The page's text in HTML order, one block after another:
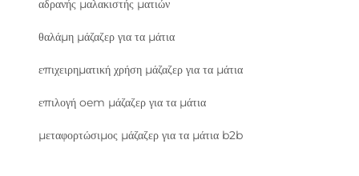
αδρανής μαλακιστής ματιών
θαλάμη μάζαζερ για τα μάτια
επιχειρηματική χρήση μάζαζερ για τα μάτια
επιλογή oem μάζαζερ για τα μάτια
μεταφορτώσιμος μάζαζερ για τα μάτια b2b